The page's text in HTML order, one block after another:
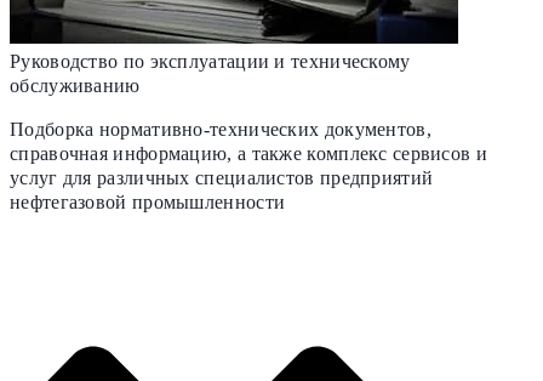
Руководство по эксплуатации и техническому
обслуживанию
Подборка нормативно-технических документов,
справочная информацию, а также комплекс сервисов и
услуг для различных специалистов предприятий
нефтегазовой промышленности